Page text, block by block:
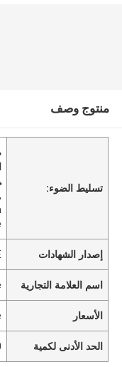
منتوج وصف
تسليط الضوء:
,
إصدار الشهادات
اسم العلامة التجارية
الأسعار
الحد الأدنى لكمية